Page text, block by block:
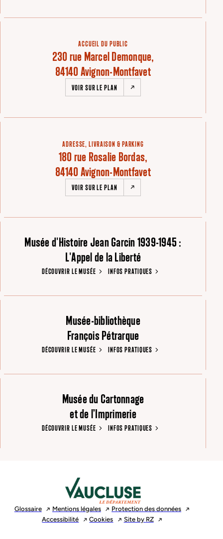
ACCUEIL DU PUBLIC
230 rue Marcel Demonque,
84140 Avignon-Montfavet
VOIR SUR LE PLAN
ADRESSE, LIVRAISON & PARKING
180 rue Rosalie Bordas,
84140 Avignon-Montfavet
VOIR SUR LE PLAN
Musée d'Histoire Jean Garcin 1939-1945 :
L'Appel de la Liberté
DÉCOUVRIR LE MUSÉE INFOS PRATIQUES
Musée-bibliothèque
François Pétrarque
DÉCOUVRIR LE MUSÉE INFOS PRATIQUES
Musée du Cartonnage
et de l’Imprimerie
DÉCOUVRIR LE MUSÉE INFOS PRATIQUES
Glossaire Mentions légales Protection desdonnées
Accessibilité
Cookies Site by RZ